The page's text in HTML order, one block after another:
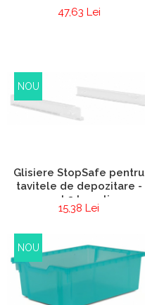
47,63 Lei
NOU
Glisiere StopSafe pentru
tavitele de depozitare -
set 2 bucati
15,38 Lei
NOU